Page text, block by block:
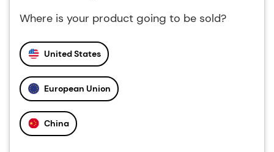
Where is your product going to be sold?
United States
European Union
China